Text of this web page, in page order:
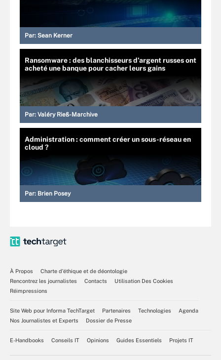
Par: Sean Kerner
Ransomware : des blanchisseurs d’argent russes ont
acheté une banque pour cacher leurs gains
Par: Valéry Rieß-Marchive
Administration : comment créer un sous-réseau en
cloud ?
Par: Brien Posey
À Propos
Charte d’éthique et de déontologie
Rencontrez les journalistes
Contacts
Utilisation Des Cookies
Réimpressions
Site Web pour Informa TechTarget Partenaires Technologies
Agenda
Nos Journalistes et Experts
Dossier de Presse
E-Handbooks Conseils IT Opinions Guides Essentiels Projets IT